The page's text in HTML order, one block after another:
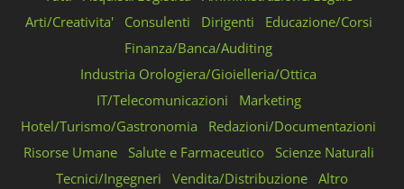
Arti/Creativita'
Consulenti Dirigenti
Educazione/Corsi
Finanza/Banca/Auditing
Industria Orologiera/Gioielleria/Ottica
IT/Telecomunicazioni
Marketing
Hotel/Turismo/Gastronomia
Redazioni/Documentazioni
Risorse Umane
Salute e Farmaceutico
Scienze Naturali
Tecnici/Ingegneri
Vendita/Distribuzione Altro